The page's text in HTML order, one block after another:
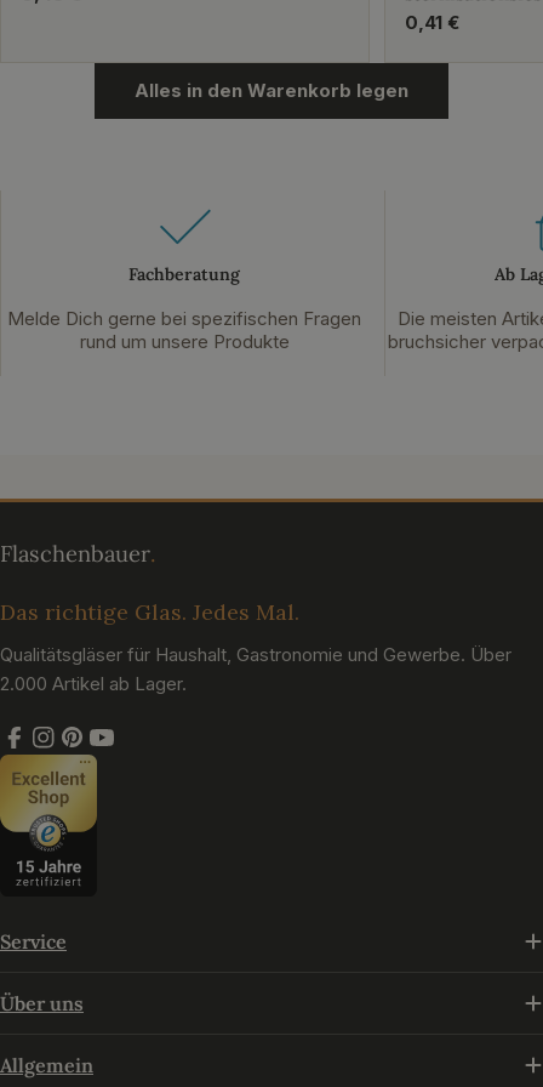
Regulärer
0,41 €
Alles in den Warenkorb legen
Fachberatung
Melde Dich gerne bei spezifischen Fragen
rund um unsere Produkte
Ab
Die meisten
bruchsicher
Das richtige Glas. Jedes Mal.
Qualitätsgläser für Haushalt, Gastronomie und Gewerbe. Über
2.000 Artikel ab Lager.
Facebook
Instagram
Pinterest
YouTube
Service
Über uns
Allgemein